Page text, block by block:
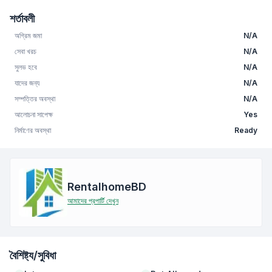
শর্তাবলী
অগ্রিম জমা
N/A
সেবা খরচ
N/A
সুলভ হবে
N/A
যাদের জন্য
N/A
সম্পত্তির অবস্থা
N/A
আলোচনা সাপেক্ষ
Yes
নির্মাণের অবস্থা
Ready
RentalhomeBD
আমাদের প্রপার্টি দেখুন
বৈশিষ্ট্য/সুবিধা